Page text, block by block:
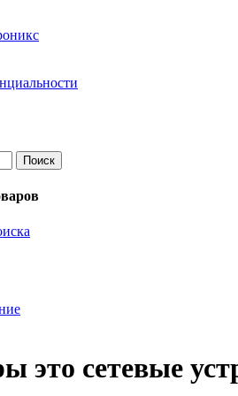
Поиск
это сетевые